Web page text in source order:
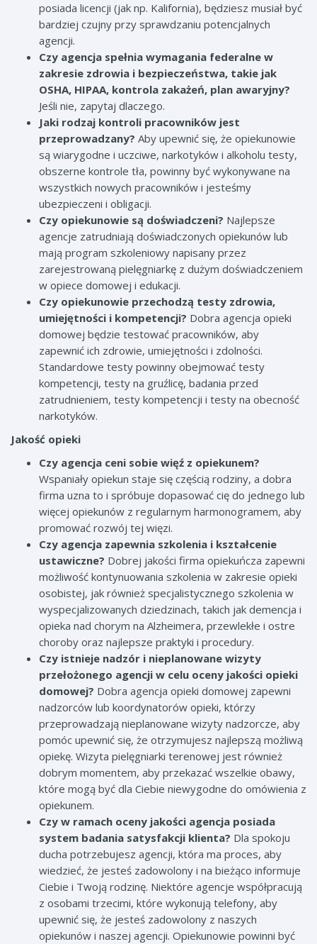
posiada licencji (jak np. Kalifornia), będziesz musiał być
bardziej czujny przy sprawdzaniu potencjalnych
agencji.
Czy agencja spełnia wymagania federalne w
zakresie zdrowia i bezpieczeństwa, takie jak
OSHA, HIPAA, kontrola zakażeń, plan awaryjny?
Jeśli nie, zapytaj dlaczego.
Jaki rodzaj kontroli pracowników jest
przeprowadzany? Aby upewnić się, że opiekunowie
są wiarygodne i uczciwe, narkotyków i alkoholu testy,
obszerne kontrole tła, powinny być wykonywane na
wszystkich nowych pracowników i jesteśmy
ubezpieczeni i obligacji.
Czy opiekunowie są doświadczeni? Najlepsze
agencje zatrudniają doświadczonych opiekunów lub
mają program szkoleniowy napisany przez
zarejestrowaną pielęgniarkę z dużym doświadczeniem
w opiece domowej i edukacji.
Czy opiekunowie przechodzą testy zdrowia,
umiejętności i kompetencji? Dobra agencja opieki
domowej będzie testować pracowników, aby
zapewnić ich zdrowie, umiejętności i zdolności.
Standardowe testy powinny obejmować testy
kompetencji, testy na gruźlicę, badania przed
zatrudnieniem, testy kompetencji i testy na obecność
narkotyków.
Jakość opieki
Czy agencja ceni sobie więź z opiekunem?
Wspaniały opiekun staje się częścią rodziny, a dobra
firma uzna to i spróbuje dopasować cię do jednego lub
więcej opiekunów z regularnym harmonogramem, aby
promować rozwój tej więzi.
Czy agencja zapewnia szkolenia i kształcenie
ustawiczne? Dobrej jakości firma opiekuńcza zapewni
możliwość kontynuowania szkolenia w zakresie opieki
osobistej, jak również specjalistycznego szkolenia w
wyspecjalizowanych dziedzinach, takich jak demencja i
opieka nad chorym na Alzheimera, przewlekłe i ostre
choroby oraz najlepsze praktyki i procedury.
Czy istnieje nadzór i nieplanowane wizyty
przełożonego agencji w celu oceny jakości opieki
domowej? Dobra agencja opieki domowej zapewni
nadzorców lub koordynatorów opieki, którzy
przeprowadzają nieplanowane wizyty nadzorcze, aby
pomóc upewnić się, że otrzymujesz najlepszą możliwą
opiekę. Wizyta pielęgniarki terenowej jest również
dobrym momentem, aby przekazać wszelkie obawy,
które mogą być dla Ciebie niewygodne do omówienia z
opiekunem.
Czy w ramach oceny jakości agencja posiada
system badania satysfakcji klienta? Dla spokoju
ducha potrzebujesz agencji, która ma proces, aby
wiedzieć, że jesteś zadowolony i na bieżąco informuje
Ciebie i Twoją rodzinę. Niektóre agencje współpracują
z osobami trzecimi, które wykonują telefony, aby
upewnić się, że jesteś zadowolony z naszych
opiekunów i naszej agencji. Opiekunowie powinni być